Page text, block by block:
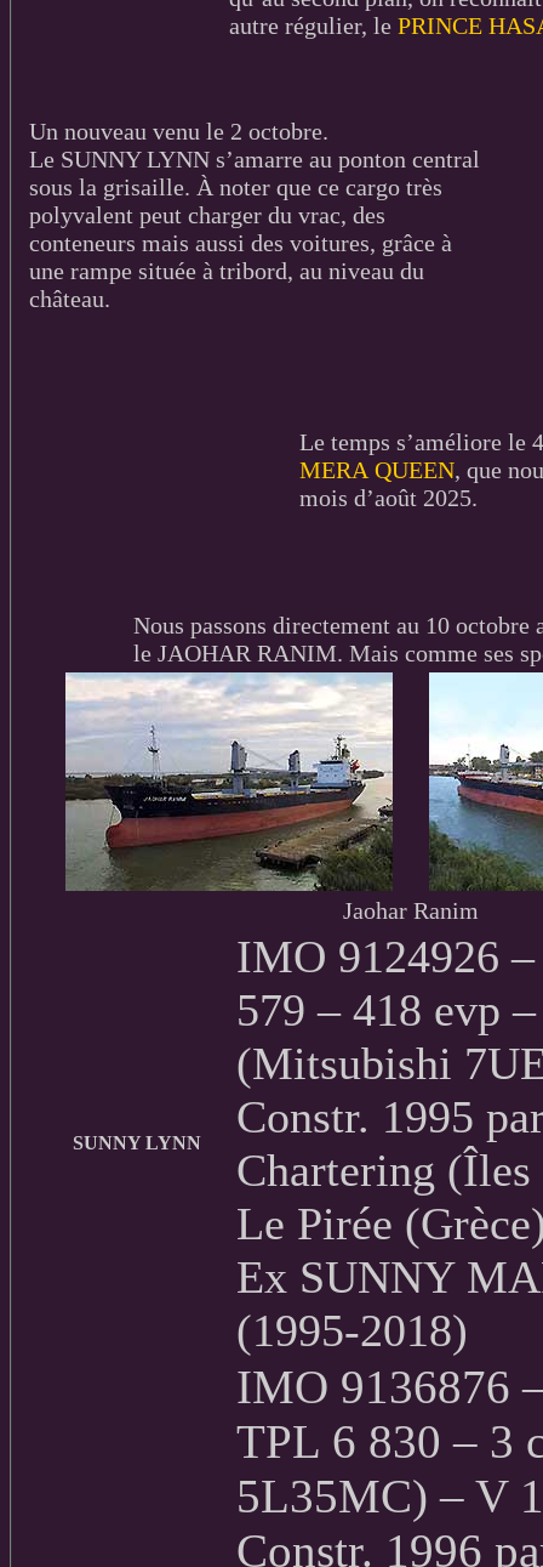
autre régulier, le PRINCE
Un nouveau venu le 2 octobre.
Le SUNNY LYNN s’amarre au ponton central
sous la grisaille. À noter que ce cargo très
polyvalent peut charger du vrac, des
conteneurs mais aussi des voitures, grâce à
une rampe située à tribord, au niveau du
château.
Le temps s’améliore le
MERA QUEEN, que
mois d’août 2025.
Nous passons directement au 10 octobre
le JAOHAR RANIM. Mais comme ses
Jaohar Ranim
SUNNY LYNN
IMO 9124926
579 – 418 evp
(Mitsubishi
Constr. 1995
Chartering
Le Pirée
Ex SUNNY
(1995-2018)
IMO 9136876
TPL 6 830 – 3
5L35MC) – V
Constr. 1996